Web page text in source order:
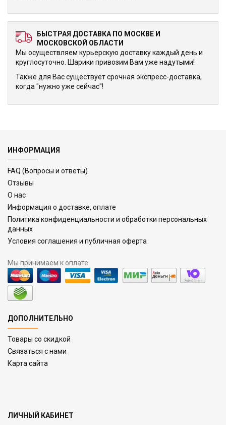
БЫСТРАЯ ДОСТАВКА ПО МОСКВЕ И
МОСКОВСКОЙ ОБЛАСТИ
Мы осуществляем курьерскую доставку каждый день и
круглосуточно. Шарики привозим Вам уже надутыми!
Также для Вас существует срочная экспресс-доставка,
когда "нужно уже сейчас"!
ИНФОРМАЦИЯ
FAQ (Вопросы и ответы)
Отзывы
О нас
Информация о доставке, оплате
Политика конфиденциальности и обработки персональных
данных
Условия соглашения и публичная оферта
Мы принимаем к оплате
ДОПОЛНИТЕЛЬНО
Товары со скидкой
Связаться с нами
Карта сайта
ЛИЧНЫЙ КАБИНЕТ